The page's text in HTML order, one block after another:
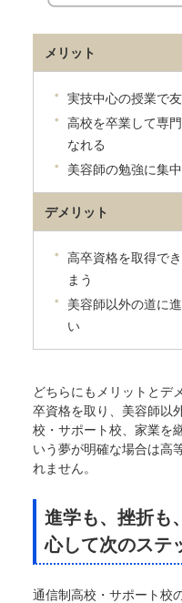
メリット
実技中心の授業で
高校を卒業して専
なれる
美容師の勉強に集
デメリット
高卒資格を取得で
まう
美容師以外の道に
い
どちらにもメリットとデ
卒資格を取り、美容師以
校・サポート校、家業を
いう夢が明確な場合は高
れません。
進学も、挫折も
心して次のステ
通信制高校・サポート校